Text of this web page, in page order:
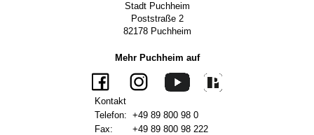
Stadt Puchheim
Poststraße 2
82178 Puchheim
Mehr Puchheim auf
Kontakt
Telefon: +49 89 800 98 0
Fax:
+49 89 800 98 222